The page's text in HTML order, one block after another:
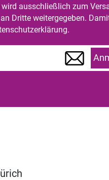
ausschließlich zum
Dritte weitergegeben.